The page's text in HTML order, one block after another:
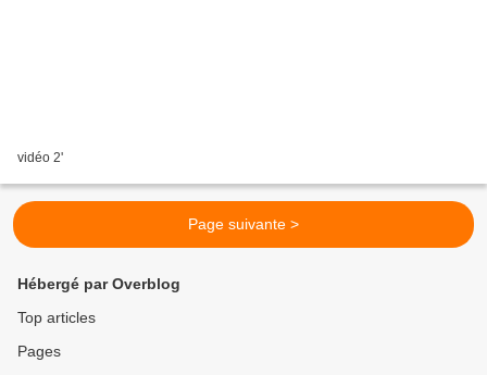
vidéo 2'
Page suivante >
Hébergé par Overblog
Top articles
Pages